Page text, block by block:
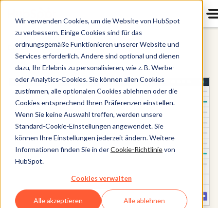
Wir verwenden Cookies, um die Website von HubSpot
zu verbessern. Einige Cookies sind für das
ordnungsgemäße Funktionieren unserer Website und
Services erforderlich. Andere sind optional und dienen
dazu, Ihr Erlebnis zu personalisieren, wie z. B. Werbe-
oder Analytics-Cookies. Sie können allen Cookies
zustimmen, alle optionalen Cookies ablehnen oder die
Cookies entsprechend Ihren Präferenzen einstellen.
Wenn Sie keine Auswahl treffen, werden unsere
Standard-Cookie-Einstellungen angewendet. Sie
können Ihre Einstellungen jederzeit ändern. Weitere
Informationen finden Sie in derCookie-Richtlinievon
HubSpot.
Cookies verwalten
Alle akzeptieren Alle ablehnen
Die CRM-Plattform von HubSpot